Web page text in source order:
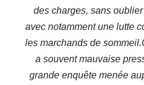
des charges, sans
avec notamment une lutte
les marchands de
a souvent mauvaise
grande enquête menée